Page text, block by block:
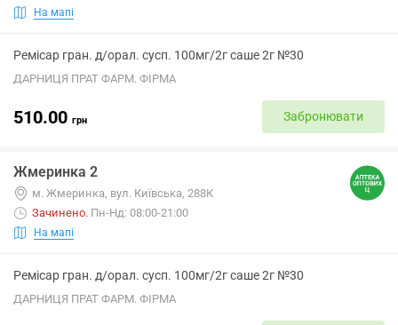
На мапі
Ремісар гран. д/орал. сусп. 100мг/2г саше 2г №30
ДАРНИЦЯ ПРАТ ФАРМ. ФІРМА
510.00 грн Забронювати
Жмеринка 2
м. Жмеринка, вул. Київська, 288К
Зачинено. Пн-Нд: 08:00-21:00
На мапі
Ремісар гран. д/орал. сусп. 100мг/2г саше 2г №30
ДАРНИЦЯ ПРАТ ФАРМ. ФІРМА